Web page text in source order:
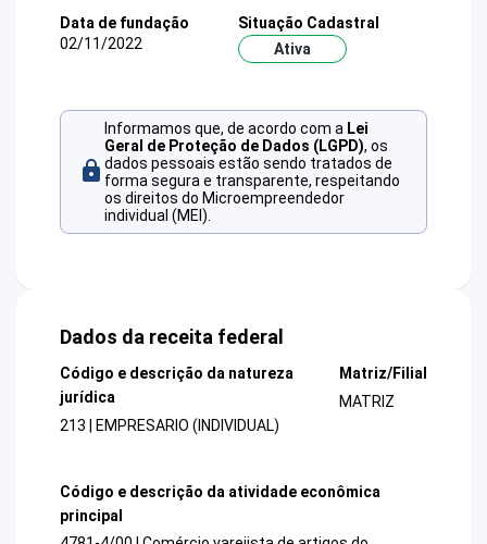
Data de fundação
02/11/2022
Situação Cadastral
Ativa
Informamos que, de acordo com a Lei
Geral de Proteção de Dados (LGPD), os
dados pessoais estão sendo tratados de
forma segura e transparente, respeitando
os direitos do Microempreendedor
individual (MEI).
Dados da receita federal
Código e descrição da natureza
jurídica
213 | EMPRESARIO (INDIVIDUAL)
Matriz/Filial
MATRIZ
Código e descrição da atividade econômica
principal